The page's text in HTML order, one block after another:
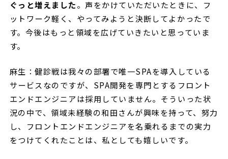
ぐっと増えました。声をかけていただいたときに、フ
ットワーク軽く、やってみようと決断してよかったで
す。今後はもっと領域を広げていきたいと思っていま
す。
麻生：健診戦は我々の部署で唯一SPAを導入している
サービスなのですが、SPA開発を専門とするフロント
エンドエンジニアは採用していません。そういった状
況の中で、領域未経験の和田さんが興味を持って、努力
し、フロントエンドエンジニアを名乗れるまでの実力
をつけてくれたことは、私としても嬉しいです。